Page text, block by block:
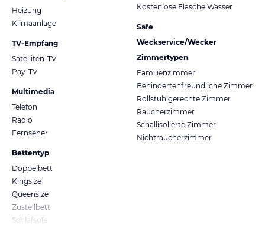
Heizung
Klimaanlage
TV-Empfang
Satelliten-TV
Pay-TV
Multimedia
Telefon
Radio
Fernseher
Bettentyp
Doppelbett
Kingsize
Queensize
Zustellbett
Schlafsofa
Kostenlose Flasche Wasser
Safe
Weckservice/Wecker
Zimmertypen
Familienzimmer
Behindertenfreundliche Zimmer
Rollstuhlgerechte Zimmer
Raucherzimmer
Schallisolierte Zimmer
Nichtraucherzimmer